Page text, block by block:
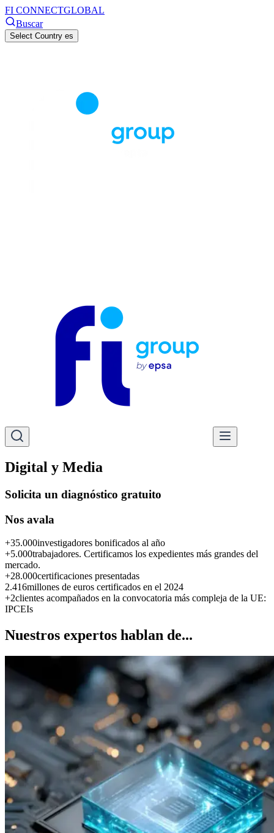
FI CONNECTGLOBAL
Buscar
Select Country es
Digital y Media
Solicita un diagnóstico gratuito
Nos avala
+35.000investigadores bonificados al año
+5.000trabajadores. Certificamos los expedientes más grandes del
mercado.
+28.000certificaciones presentadas
2.416millones de euros certificados en el 2024
+2clientes acompañados en la convocatoria más compleja de la UE:
IPCEIs
Nuestros expertos hablan de...